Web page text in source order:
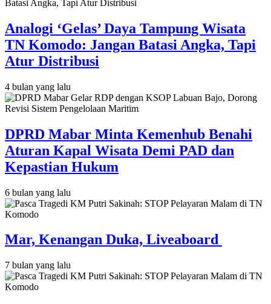
Analogi ‘Gelas’ Daya Tampung Wisata
TN Komodo: Jangan Batasi Angka, Tapi
Atur Distribusi
4 bulan yang lalu
DPRD Mabar Minta Kemenhub Benahi
Aturan Kapal Wisata Demi PAD dan
Kepastian Hukum
6 bulan yang lalu
Mar, Kenangan Duka, Liveaboard
7 bulan yang lalu